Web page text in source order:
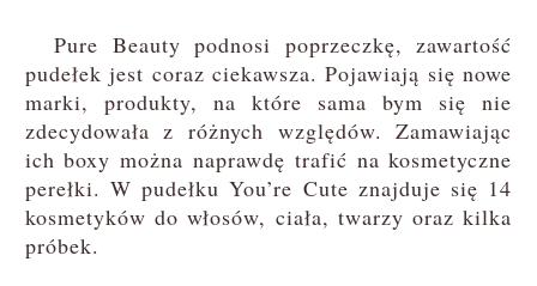
Pure Beauty podnosi poprzeczkę, zawartość
pudełek jest coraz ciekawsza. Pojawiają się nowe
marki, produkty, na które sama bym się nie
zdecydowała z różnych względów. Zamawiając
ich boxy można naprawdę trafić na kosmetyczne
perełki. W pudełku You’re Cute znajduje się 14
kosmetyków do włosów, ciała, twarzy oraz kilka
próbek.